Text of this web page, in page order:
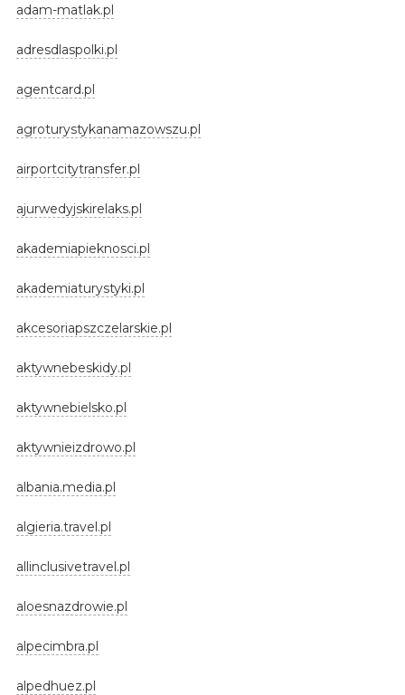
adam-matlak.pl
adresdlaspolki.pl
agentcard.pl
agroturystykanamazowszu.pl
airportcitytransfer.pl
ajurwedyjskirelaks.pl
akademiapieknosci.pl
akademiaturystyki.pl
akcesoriapszczelarskie.pl
aktywnebeskidy.pl
aktywnebielsko.pl
aktywnieizdrowo.pl
albania.media.pl
algieria.travel.pl
allinclusivetravel.pl
aloesnazdrowie.pl
alpecimbra.pl
alpedhuez.pl